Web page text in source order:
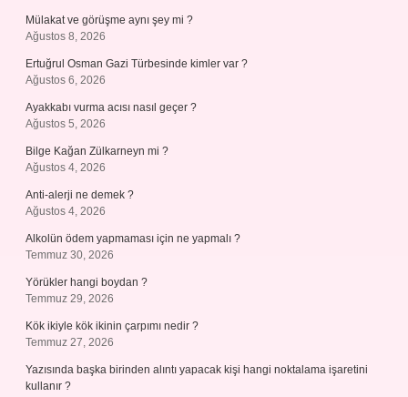
Mülakat ve görüşme aynı şey mi ?
Ağustos 8, 2026
Ertuğrul Osman Gazi Türbesinde kimler var ?
Ağustos 6, 2026
Ayakkabı vurma acısı nasıl geçer ?
Ağustos 5, 2026
Bilge Kağan Zülkarneyn mi ?
Ağustos 4, 2026
Anti-alerji ne demek ?
Ağustos 4, 2026
Alkolün ödem yapmaması için ne yapmalı ?
Temmuz 30, 2026
Yörükler hangi boydan ?
Temmuz 29, 2026
Kök ikiyle kök ikinin çarpımı nedir ?
Temmuz 27, 2026
Yazısında başka birinden alıntı yapacak kişi hangi noktalama işaretini
kullanır ?